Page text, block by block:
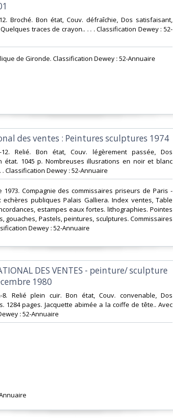
12. Broché. Bon état, Couv. défraîchie, Dos satisfaisant,
traces de crayon.. . . . Classification Dewey : 52-
de Gironde. Classification Dewey : 52-Annuaire‎
des ventes : Peintures sculptures 1974‎
Relié. Bon état, Couv. légèrement passée, Dos
état. 1045 p. Nombreuses illusrations en noir et blanc
Classification Dewey : 52-Annuaire‎
1973. Compagnie des commissaires priseurs de Paris -
publiques Palais Galliera. Index ventes, Table
estampes eaux fortes. lithographies. Pointes
gouaches, Pastels, peintures, sculptures. Commissaires
Dewey : 52-Annuaire‎
DES VENTES - peinture/ sculpture
1980‎
8. Relié plein cuir. Bon état, Couv. convenable, Dos
1284 pages. Jacquette abimée a la coiffe de tête.. Avec
: 52-Annuaire‎